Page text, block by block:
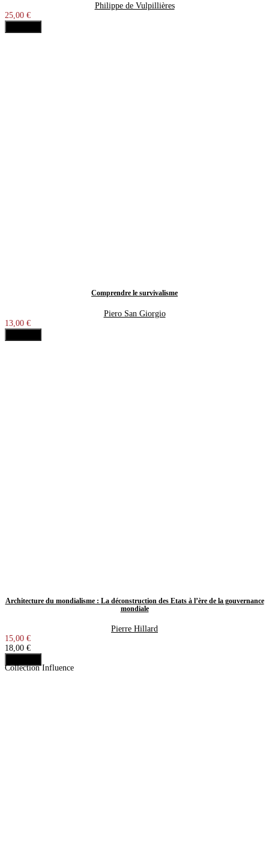
Philippe de Vulpillières
25,00 €
Comprendre le survivalisme
Piero San Giorgio
13,00 €
Architecture du mondialisme : La déconstruction des États à l’ère de la gouvernance
mondiale
Pierre Hillard
15,00 €
18,00 €
Collection Influence